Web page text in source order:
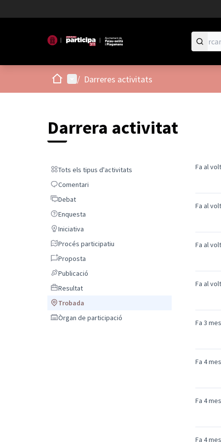
Inici Menú principal
/ Darreres activitats
Darrera activitat
Tots els tipus d'activitats
Tots els tipus d'activitats
Comentari
Comentari
DebatDebat
Enquesta
Enquesta
Iniciativa
Iniciativa
Procés participatiu
Procés participatiu
Proposta
Proposta
Publicació
Publicació
Resultat
Resultat
Trobada
Trobada
Òrgan de participació
Òrgan de participació
Fa al
Fa al
Fa al
Fa al
Fa 3
Fa 4
Fa 4
Fa 4